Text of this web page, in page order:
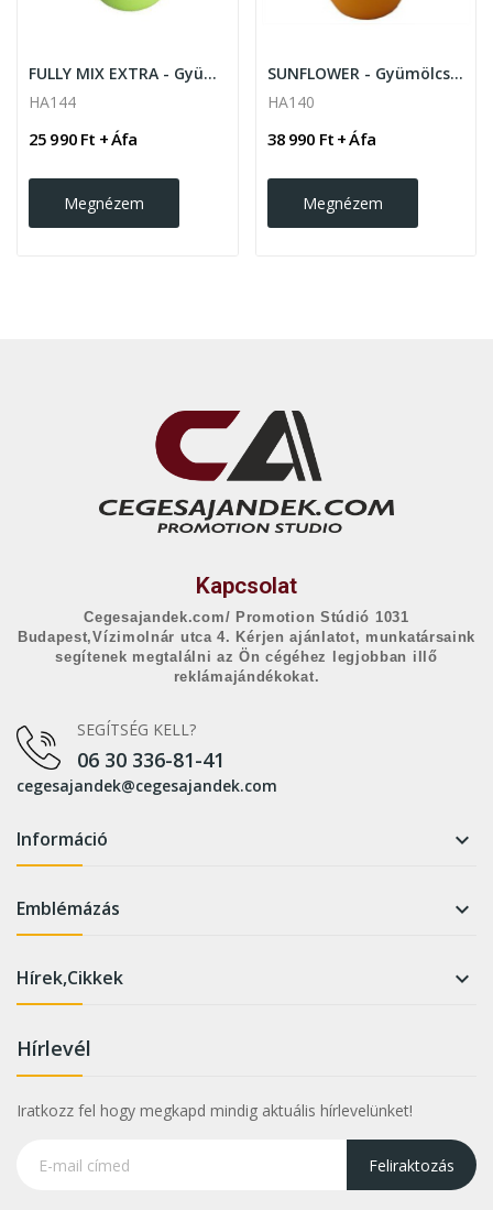
FULLY MIX EXTRA - Gyümölcskosár
HA144
25 990 Ft + Áfa
Megnézem
SUNFLOWER - Gyümölcscsokor
HA140
38 990 Ft + Áfa
Megnézem
Kapcsolat
Cegesajandek.com/ Promotion Stúdió 1031
Budapest,Vízimolnár utca 4. Kérjen ajánlatot, munkatársaink
segítenek megtalálni az Ön cégéhez legjobban illő
reklámajándékokat.
SEGÍTSÉG KELL?
06 30 336-81-41
cegesajandek@cegesajandek.com
Információ 
Emblémázás 
Hírek,Cikkek 
Hírlevél
Iratkozz fel hogy megkapd mindig aktuális hírlevelünket!
Feliraktozás